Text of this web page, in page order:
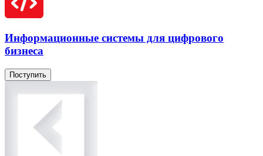
Информационные системы для цифрового
бизнеса
Поступить